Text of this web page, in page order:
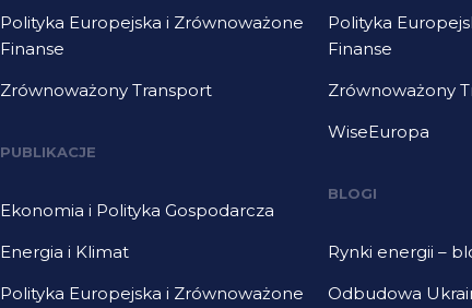
Polityka Europejska i Zrównoważone
Finanse
Zrównoważony Transport
PUBLIKACJE
Ekonomia i Polityka Gospodarcza
Energia i Klimat
Polityka Europejska i Zrównoważone
Polityka
Finanse
Zrównoważony
WiseEuropa
BLOGI
Rynki energii –
Odbudowa